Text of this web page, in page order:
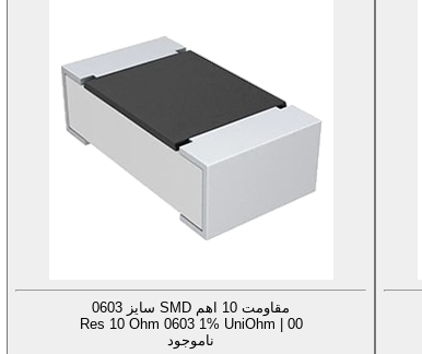
مقاومت 10 اهم SMD سایز 0603
Res 10 Ohm 0603 1% UniOhm | 00
ناموجود